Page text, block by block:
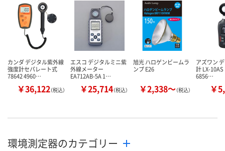
カンダ デジタル紫外線
強度計セパレート式
78642 4960…
￥36,122（税込）
エスコ デジタルミニ紫
外線メーター
EA712AB-5A 1…
￥25,714（税込）
旭光 ハロゲンビームラ
ンプ E26
￥2,338～（税込）
アズワン
計 LX-10AS
6856…
￥
環境測定器のカテゴリー